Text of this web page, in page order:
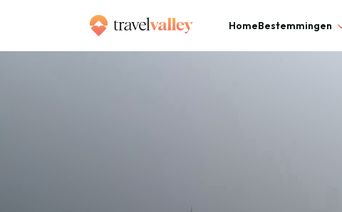
HomeBestemmingen